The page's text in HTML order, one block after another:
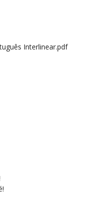
Interlinear.pdf